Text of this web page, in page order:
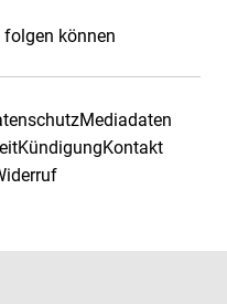
können
Mediadaten
KündigungKontakt